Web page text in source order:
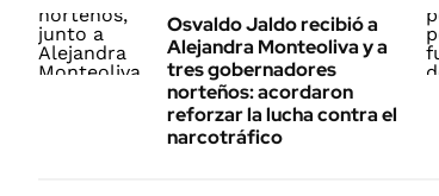
Osvaldo Jaldo recibió a
Alejandra Monteoliva y a
tres gobernadores
norteños: acordaron
reforzar la lucha contra el
narcotráfico